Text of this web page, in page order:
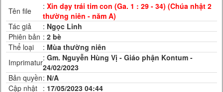
Tên file : Xin dạy trái tim con (Ga. 1 : 29 - 34) (Chúa nhật 2
thường niên - năm A)
Tác giả
: Ngọc Linh
Phiên bản : 2 bè
Thể loại
: Mùa thường niên
Imprimatur: Gm. Nguyễn Hùng Vị - Giáo phận Kontum -
24/02/2023
Bản quyền: N/A
Cập nhật : 17/05/2023 04:44